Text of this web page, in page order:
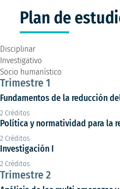
Plan de
Disciplinar
Investigativo
Socio humanístico
Trimestre 1
Fundamentos de la reducción
2 Créditos
Política y normatividad para la
2 Créditos
Investigación I
2 Créditos
Trimestre 2